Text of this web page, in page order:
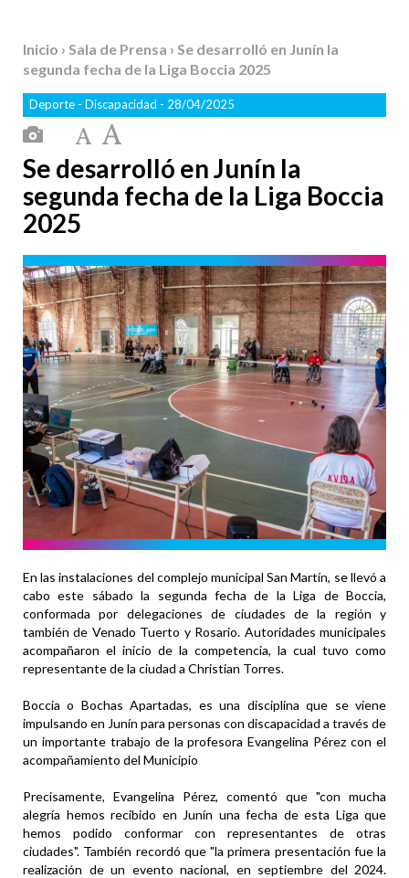
Inicio › Sala de Prensa › Se desarrolló en Junín la
segunda fecha de la Liga Boccia 2025
Deporte - Discapacidad - 28/04/2025
Se desarrolló en Junín la
segunda fecha de la Liga Boccia
2025
En las instalaciones del complejo municipal San Martín, se llevó a
cabo este sábado la segunda fecha de la Liga de Boccia,
conformada por delegaciones de ciudades de la región y
también de Venado Tuerto y Rosario. Autoridades municipales
acompañaron el inicio de la competencia, la cual tuvo como
representante de la ciudad a Christian Torres.
Boccia o Bochas Apartadas, es una disciplina que se viene
impulsando en Junín para personas con discapacidad a través de
un importante trabajo de la profesora Evangelina Pérez con el
acompañamiento del Municipio
Precisamente, Evangelina Pérez, comentó que "con mucha
alegría hemos recibido en Junín una fecha de esta Liga que
hemos podido conformar con representantes de otras
ciudades". También recordó que "la primera presentación fue la
realización de un evento nacional, en septiembre del 2024.